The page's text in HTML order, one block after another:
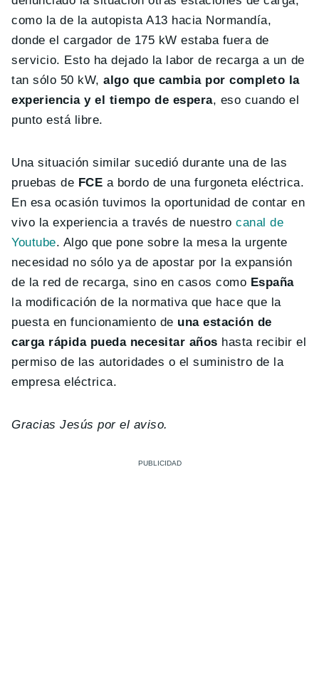
como la de la autopista A13 hacia Normandía,
donde el cargador de 175 kW estaba fuera de
servicio. Esto ha dejado la labor de recarga a un de
tan sólo 50 kW, algo que cambia por completo la
experiencia y el tiempo de espera, eso cuando el
punto está libre.
Una situación similar sucedió durante una de las
pruebas de FCE a bordo de una furgoneta eléctrica.
En esa ocasión tuvimos la oportunidad de contar en
vivo la experiencia a través de nuestrocanal de
Youtube. Algo que pone sobre la mesa la urgente
necesidad no sólo ya de apostar por la expansión
de la red de recarga, sino en casos como España
la modificación de la normativa que hace que la
puesta en funcionamiento de una estación de
carga rápida pueda necesitar años hasta recibir el
permiso de las autoridades o el suministro de la
empresa eléctrica.
Gracias Jesús por el aviso.